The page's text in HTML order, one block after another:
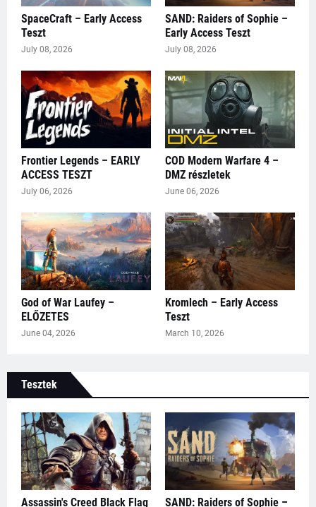
SpaceCraft – Early Access
Teszt
July 08, 2026
SAND: Raiders of Sophie –
Early Access Teszt
July 08, 2026
Frontier Legends – EARLY
ACCESS TESZT
July 06, 2026
COD Modern Warfare 4 –
DMZ részletek
June 06, 2026
God of War Laufey –
ELŐZETES
June 04, 2026
Kromlech – Early Access
Teszt
March 10, 2026
Tesztek
Assassin's Creed Black Flag
SAND: Raiders of Sophie –